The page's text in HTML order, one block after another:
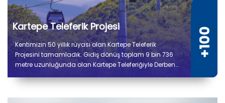
Kartepe Teleferik Projesi
Kentimizin 50 yıllık rüyası olan Kartepe Teleferik
Projesini tamamladık. Gidiş dönüş toplam 9 bin 736
metre uzunluğunda olan Kartepe Teleferiğiyle Derbent